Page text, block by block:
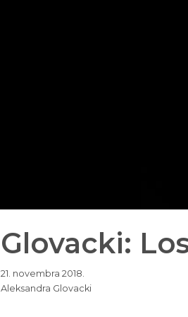
Glovacki:
21. novembra 2018.
Aleksandra Glovacki